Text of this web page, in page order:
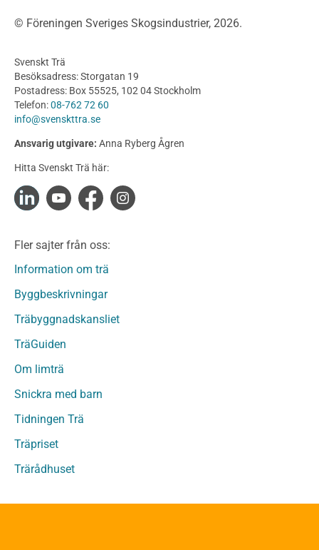
Byggnation och utförande
Utförande
Produkter
Konstruktionsvirke
Konstruktionsvirke Behandlat
Konstruktionsvirke Fingerskarvat
Konstruktionsvirke Fingerskarvat Obehandlat
Limträ
Fanerträ
Fanerträ Obehandlat
Träpanel och Utvändig beklädnad Behandlat
Träpanel och utvändig beklädnad Obehandlat
Trägolv
Trägolv Obehandlat
Sågat virke
Sågat virke Behandlat
Övriga träprodukter
Övrigt byggvirke
Underlagsspont
© Föreningen Sveriges Skogsindustrier, 2026.
Svenskt Trä
Besöksadress: Storgatan 19
Postadress: Box 55525, 102 04 Stockholm
Telefon:08-762 72 60
info@svenskttra.se
Ansvarig utgivare: Anna Ryberg Ågren
Hitta Svenskt Trä här:
Fler sajter från oss:
Information om trä
Byggbeskrivningar
Träbyggnadskansliet
TräGuiden
Om limträ
Snickra med barn
Tidningen Trä
Träpriset
Trärådhuset